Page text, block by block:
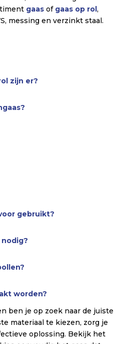
gaas of gaas op rol,
messing en verzinkt staal.
zijn er?
gebruikt?
worden?
ben je op zoek naar de juiste
materiaal te kiezen, zorg je
oplossing. Bekijk het